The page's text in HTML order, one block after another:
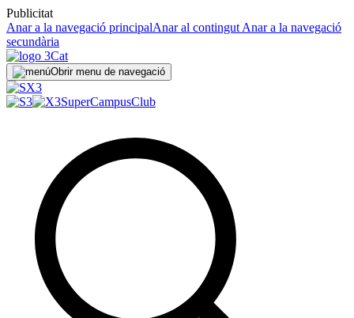
Publicitat
Anar a la navegació principalAnar al contingut Anar a la navegació
secundària
Obrir menu de navegació
SuperCampusClub